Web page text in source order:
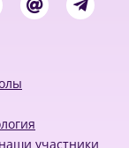
участники